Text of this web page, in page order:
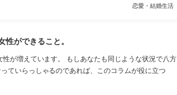
恋愛・結婚生活
性ができること。
が増えています。 もしあなたも同じような状況で八方
ていらっしゃるのであれば、このコラムが役に立つ